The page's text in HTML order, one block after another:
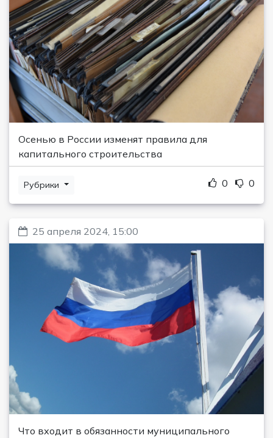
Осенью в России изменят правила для
капитального строительства
Рубрики 0 0
25 апреля 2024, 15:00
Что входит в обязанности муниципального